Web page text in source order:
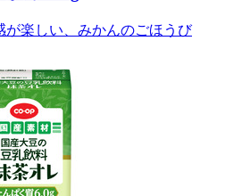
が楽しい、みかんのごほうび